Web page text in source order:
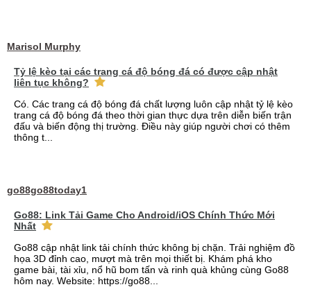
Marisol Murphy
Tỷ lệ kèo tại các trang cá độ bóng đá có được cập nhật
liên tục không?
Có. Các trang cá độ bóng đá chất lượng luôn cập nhật tỷ lệ kèo
trang cá độ bóng đá theo thời gian thực dựa trên diễn biến trận
đấu và biến động thị trường. Điều này giúp người chơi có thêm
thông t...
go88go88today1
Go88: Link Tải Game Cho Android/iOS Chính Thức Mới
Nhất
Go88 cập nhật link tải chính thức không bị chặn. Trải nghiệm đồ
họa 3D đỉnh cao, mượt mà trên mọi thiết bị. Khám phá kho
game bài, tài xỉu, nổ hũ bom tấn và rinh quà khủng cùng Go88
hôm nay. Website: https://go88...